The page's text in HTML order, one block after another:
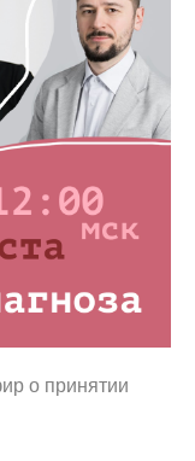
о принятии